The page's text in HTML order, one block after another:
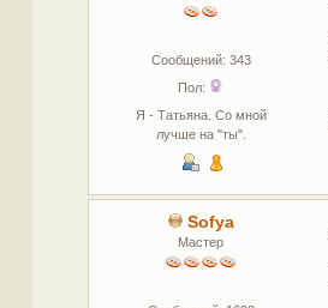
Сообщений: 343
Пол:
Я - Татьяна. Со мной
лучше на "ты".
Sofya
Мастер